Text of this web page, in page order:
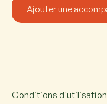
Conditions d'utilisation